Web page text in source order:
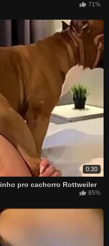
71%
0:30
pro cachorro Rottweiler
85%